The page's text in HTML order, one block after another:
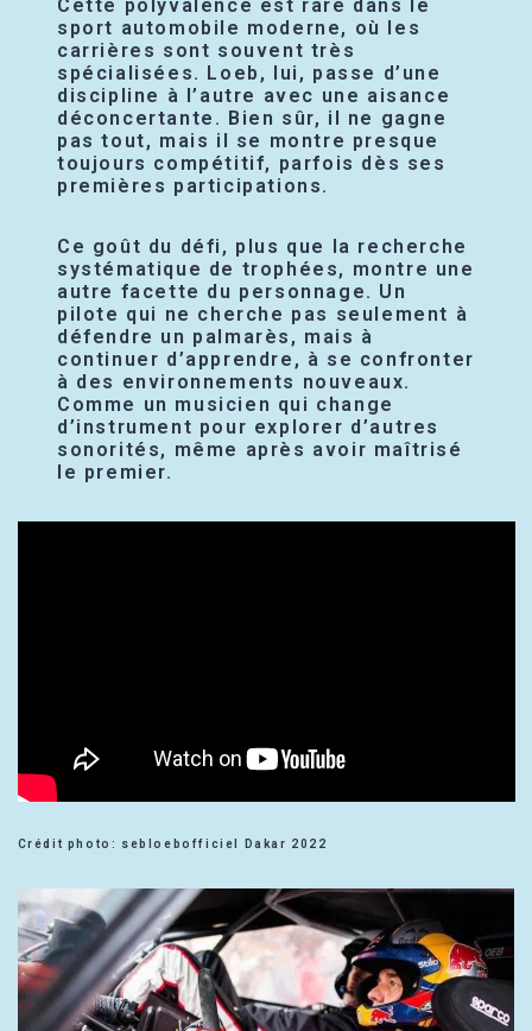
Cette polyvalence est rare dans le
sport automobile moderne, où les
carrières sont souvent très
spécialisées. Loeb, lui, passe d’une
discipline à l’autre avec une aisance
déconcertante. Bien sûr, il ne gagne
pas tout, mais il se montre presque
toujours compétitif, parfois dès ses
premières participations.
Ce goût du défi, plus que la recherche
systématique de trophées, montre une
autre facette du personnage. Un
pilote qui ne cherche pas seulement à
défendre un palmarès, mais à
continuer d’apprendre, à se confronter
à des environnements nouveaux.
Comme un musicien qui change
d’instrument pour explorer d’autres
sonorités, même après avoir maîtrisé
le premier.
Crédit photo: sebloebofficiel Dakar 2022